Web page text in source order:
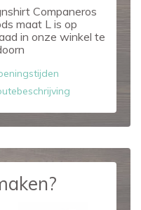
Companeros
maat L is op
in onze winkel te